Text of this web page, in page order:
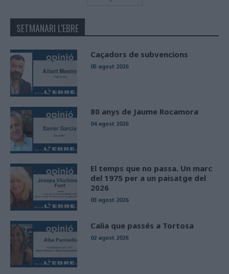
SETMANARI L'EBRE
Caçadors de subvencions
05 agost 2026
80 anys de Jaume Rocamora
04 agost 2026
El temps que no passa. Un marc
del 1975 per a un paisatge del
2026
03 agost 2026
Calia que passés a Tortosa
02 agost 2026